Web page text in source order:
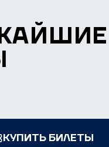
КУПИТЬ БИЛЕТЫ